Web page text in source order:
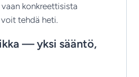
konkreettisista
tehdä heti.
— yksi sääntö,